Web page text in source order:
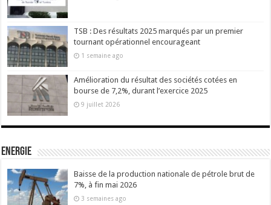
TSB : Des résultats 2025 marqués par un premier
tournant opérationnel encourageant
1 semaine ago
Amélioration du résultat des sociétés cotées en
bourse de 7,2%, durant l’exercice 2025
9 juillet 2026
Energie
Baisse de la production nationale de pétrole brut de
7%, à fin mai 2026
3 semaines ago